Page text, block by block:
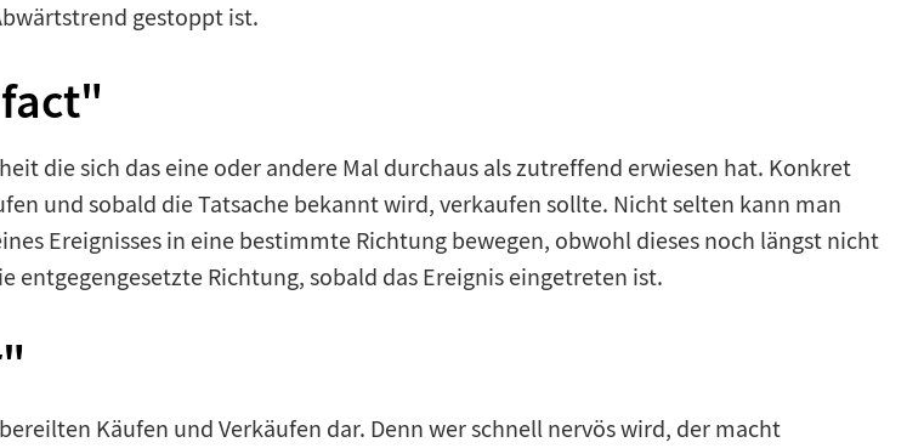
gestoppt ist.
die sich das eine oder andere Mal durchaus als zutreffend erwiesen hat. Konkret
und sobald die Tatsache bekannt wird, verkaufen sollte. Nicht selten kann man
Ereignisses in eine bestimmte Richtung bewegen, obwohl dieses noch längst nicht
Richtung, sobald das Ereignis eingetreten ist.
Käufen und Verkäufen dar. Denn wer schnell nervös wird, der macht